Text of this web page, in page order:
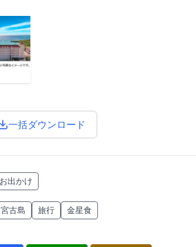
一括ダウンロード
出かけ
宮古島 旅行 金星食